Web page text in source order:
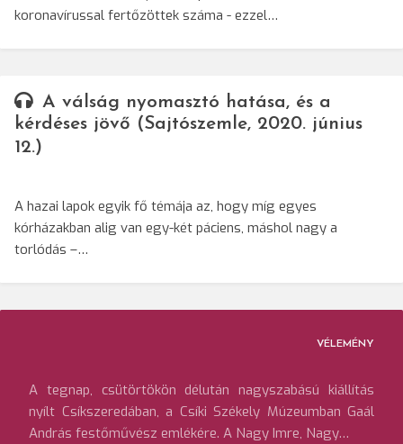
koronavírussal fertőzöttek száma - ezzel…
A válság nyomasztó hatása, és a
kérdéses jövő (Sajtószemle, 2020. június
12.)
A hazai lapok egyik fő témája az, hogy míg egyes
kórházakban alig van egy-két páciens, máshol nagy a
torlódás –…
VÉLEMÉNY
A tegnap, csütörtökön délután nagyszabású kiállítás
nyílt Csíkszeredában, a Csíki Székely Múzeumban Gaál
András festőművész emlékére. A Nagy Imre, Nagy…